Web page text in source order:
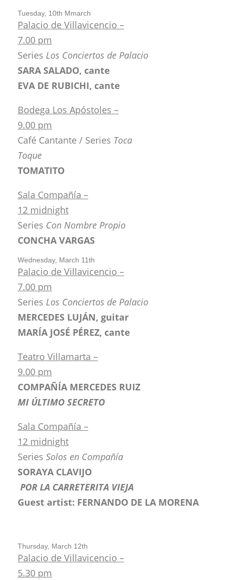
Tuesday, 10th Mmarch
Palacio de Villavicencio –
7.00 pm
Series Los Conciertos de Palacio
SARA SALADO, cante
EVA DE RUBICHI, cante
Bodega Los Apóstoles –
9.00 pm
Café Cantante / Series Toca
Toque
TOMATITO
Sala Compañía –
12 midnight
Series Con Nombre Propio
CONCHA VARGAS
Wednesday, March 11th
Palacio de Villavicencio –
7.00 pm
Series Los Conciertos de Palacio
MERCEDES LUJÁN, guitar
MARÍA JOSÉ PÉREZ, cante
Teatro Villamarta –
9.00 pm
COMPAÑÍA MERCEDES RUIZ
MI ÚLTIMO SECRETO
Sala Compañía –
12 midnight
Series Solos en Compañía
SORAYA CLAVIJO
POR LA CARRETERITA VIEJA
Guest artist: FERNANDO DE LA MORENA
Thursday, March 12th
Palacio de Villavicencio –
5.30 pm